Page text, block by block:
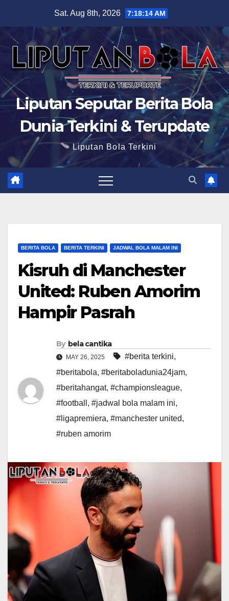
content
Sat. Aug 8th, 2026 7:18:15 AM
Liputan Seputar Berita Bola
Dunia Terkini & Terupdate
Liputan Bola Terkini
BERITA BOLA BERITA TERKINI JADWAL BOLA MALAM INI
Kisruh di Manchester
United: Ruben Amorim
Hampir Pasrah
By bela cantika
MAY 26, 2025 #berita terkini,
#beritabola, #beritaboladunia24jam,
#beritahangat, #championsleague,
#football , #jadwal bola malam ini,
#ligapremiera, #manchester united,
#ruben amorim